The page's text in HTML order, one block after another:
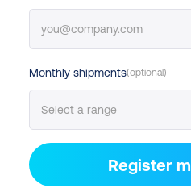
guida
Clíodhna Macfarlane
Monthly shipments(optional)
Register